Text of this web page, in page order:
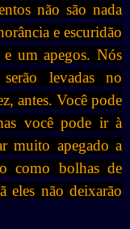
não são nada
e escuridão
um apegos. Nós
levadas no
antes. Você pode
você pode ir à
muito apegado a
como bolhas de
eles não deixarão